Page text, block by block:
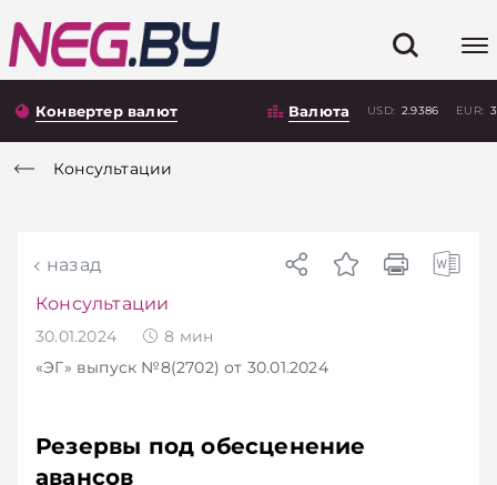
Конвертер валют Валюта USD: 2.9386 EUR:
Консультации
назад
Консультации
30.01.2024 8 мин
«ЭГ» выпуск №8(2702) от 30.01.2024
Резервы под обесценение
авансов